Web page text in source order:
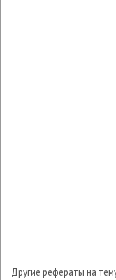
Другие рефераты на